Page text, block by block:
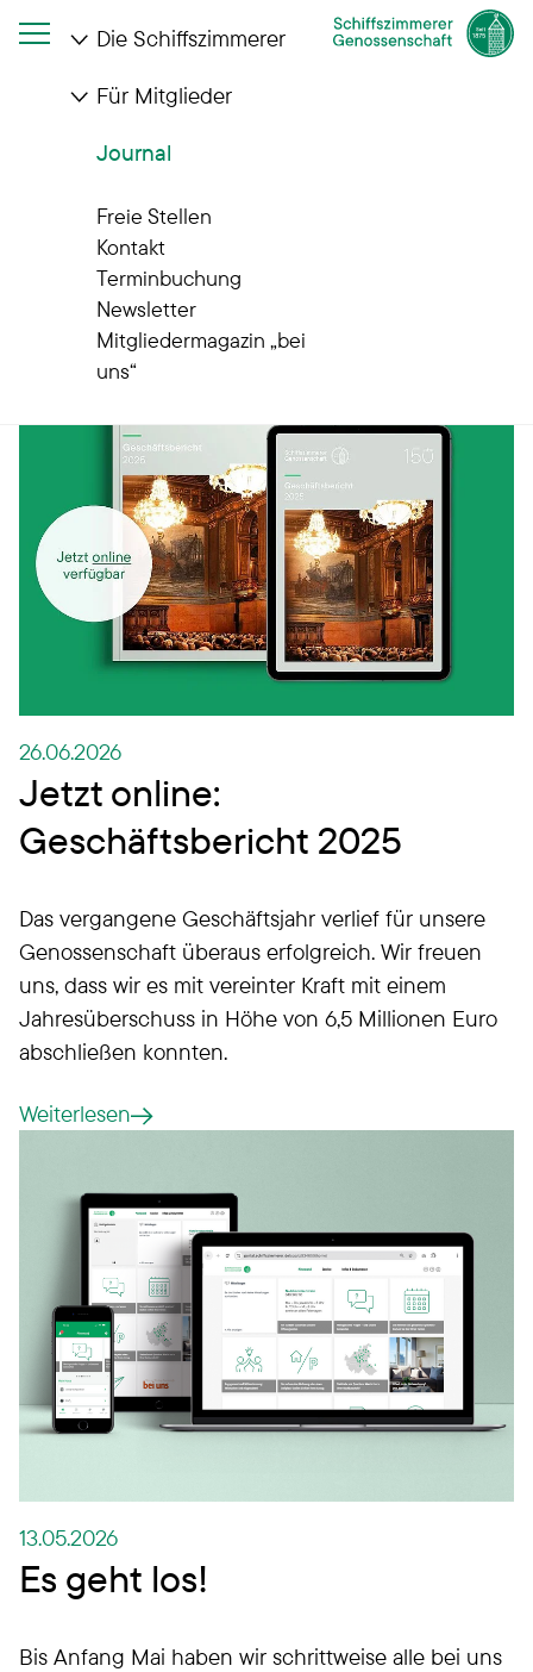
Die Schiffszimmerer
Für Mitglieder
Journal
Freie Stellen
Kontakt
Terminbuchung
Newsletter
Mitgliedermagazin „bei
uns“
Journal
Gut zu wissen
26.06.2026
Jetzt online:
Geschäftsbericht 2025
Das vergangene Geschäftsjahr verlief für unsere
Genossenschaft überaus erfolgreich. Wir freuen
uns, dass wir es mit vereinter Kraft mit einem
Jahresüberschuss in Höhe von 6,5 Millionen Euro
abschließen konnten.
Weiterlesen
13.05.2026
Es geht los!
Bis Anfang Mai haben wir schrittweise alle bei uns